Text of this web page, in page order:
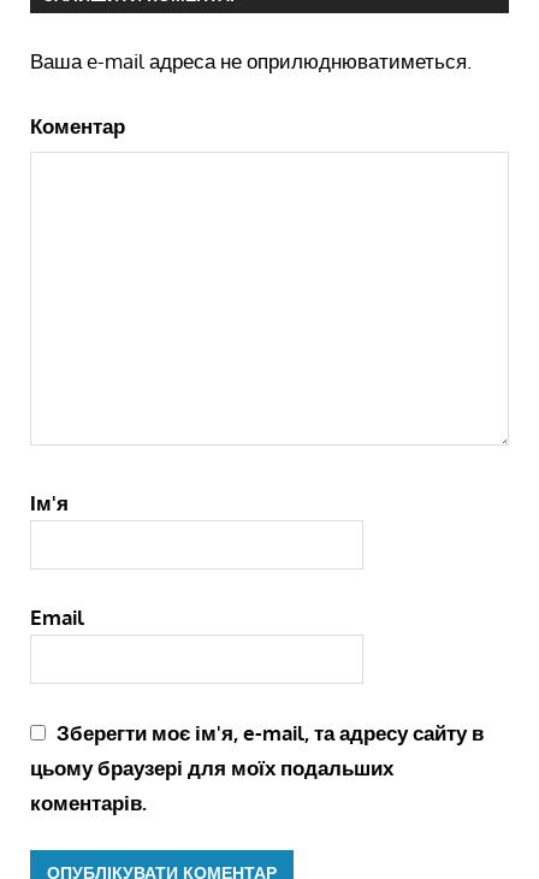
Ваша e-mail адреса не оприлюднюватиметься.
Коментар
Ім'я
Email
Зберегти моє ім'я, e-mail, та адресу сайту в
цьому браузері для моїх подальших
коментарів.